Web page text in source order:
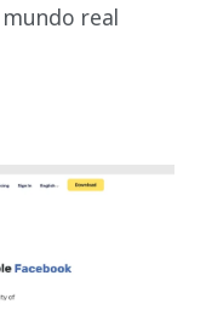
real